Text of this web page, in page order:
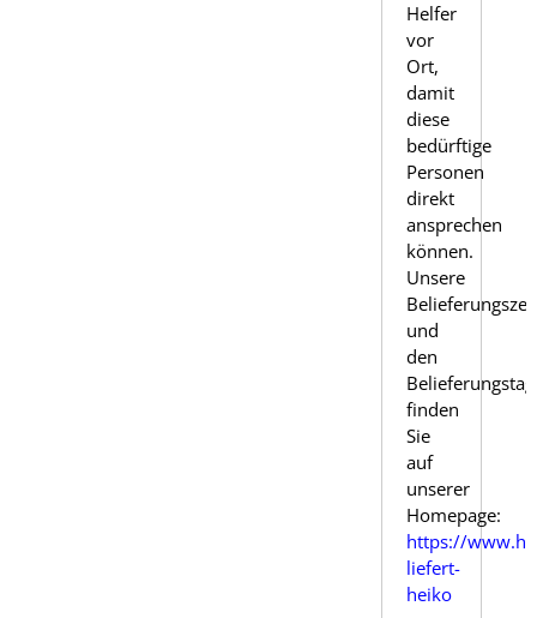
Helfer
vor
Ort,
damit
diese
bedürftige
Personen
direkt
ansprechen
können.
Unsere
Belieferungszeit
und
den
Belieferungstag
finden
Sie
auf
unserer
Homepage:
https://
liefert-
heiko